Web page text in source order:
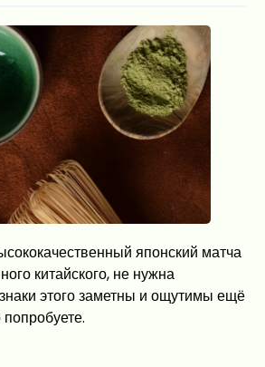
японский матча
китайского, не нужна
этого заметны и ощутимы ещё
попробуете.